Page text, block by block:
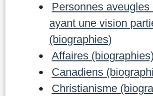
Personnes aveugles
ayant une vision
(biographies)
Affaires (biographies)
Canadiens
Christianisme